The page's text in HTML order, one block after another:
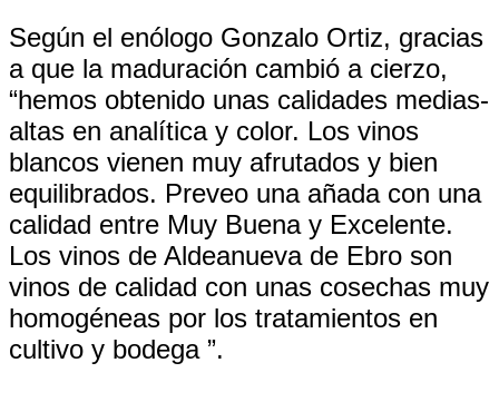
Según el enólogo Gonzalo Ortiz, gracias
a que la maduración cambió a cierzo,
“hemos obtenido unas calidades medias-
altas en analítica y color. Los vinos
blancos vienen muy afrutados y bien
equilibrados. Preveo una añada con una
calidad entre Muy Buena y Excelente.
Los vinos de Aldeanueva de Ebro son
vinos de calidad con unas cosechas muy
homogéneas por los tratamientos en
cultivo y bodega ”.